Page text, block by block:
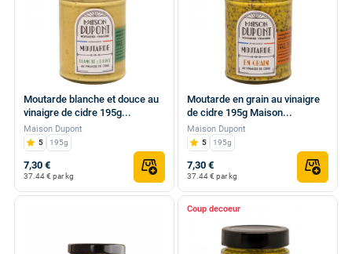
Moutarde blanche et douce au
vinaigre de cidre 195g...
Maison Dupont
5 195g
7,30 €
37.44 € par kg
Moutarde en grain au vinaigre
de cidre 195g Maison...
Maison Dupont
5 195g
7,30 €
37.44 € par kg
Coup de